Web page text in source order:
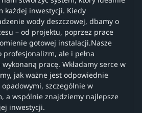
każdej inwestycji. Kiedy
wody deszczowej, dbamy o
– od projektu, poprzez prace
gotowej instalacji.Nasze
ale i pełna
pracę. Wkładamy serce w
jak ważne jest odpowiednie
szczególnie w
a wspólnie znajdziemy najlepsze
inwestycji.